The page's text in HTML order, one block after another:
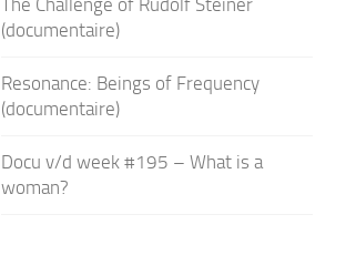
(documentaire)
Resonance: Beings of Frequency
(documentaire)
Docu v/d week #195 – What is a
woman?